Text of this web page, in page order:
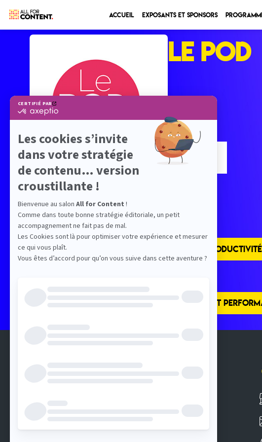
Accueil Exposants et sponsors
LE POD
STAND
PARCOURS IA ET
PARCOURS CONTENT
5, allée de Fleury